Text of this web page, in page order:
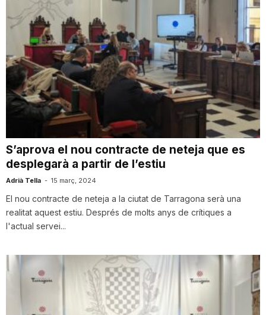
S’aprova el nou contracte de neteja que es
desplegarà a partir de l’estiu
Adrià Tella - 15 març, 2024
El nou contracte de neteja a la ciutat de Tarragona serà una
realitat aquest estiu. Després de molts anys de crítiques a
l'actual servei...